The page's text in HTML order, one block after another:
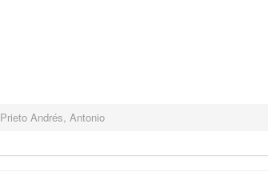
Prieto Andrés, Antonio